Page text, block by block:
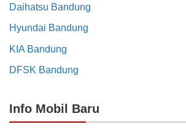
Daihatsu Bandung
Hyundai Bandung
KIA Bandung
DFSK Bandung
Info Mobil Baru